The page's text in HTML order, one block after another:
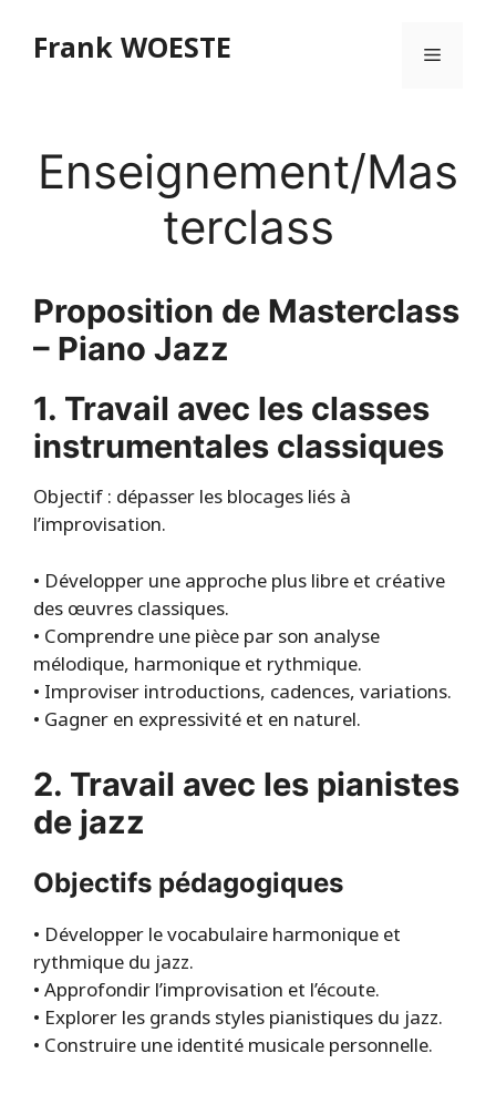
Frank WOESTE Menu
Enseignement/Mas
terclass
Proposition de Masterclass
– Piano Jazz
1. Travail avec les classes
instrumentales classiques
Objectif : dépasser les blocages liés à
l’improvisation.
• Développer une approche plus libre et créative
des œuvres classiques.
• Comprendre une pièce par son analyse
mélodique, harmonique et rythmique.
• Improviser introductions, cadences, variations.
• Gagner en expressivité et en naturel.
2. Travail avec les pianistes
de jazz
Objectifs pédagogiques
• Développer le vocabulaire harmonique et
rythmique du jazz.
• Approfondir l’improvisation et l’écoute.
• Explorer les grands styles pianistiques du jazz.
• Construire une identité musicale personnelle.